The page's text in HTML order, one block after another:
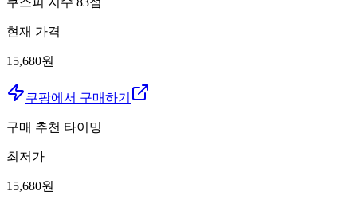
현재 가격
15,680원
쿠팡에서 구매하기
구매 추천 타이밍
최저가
15,680원